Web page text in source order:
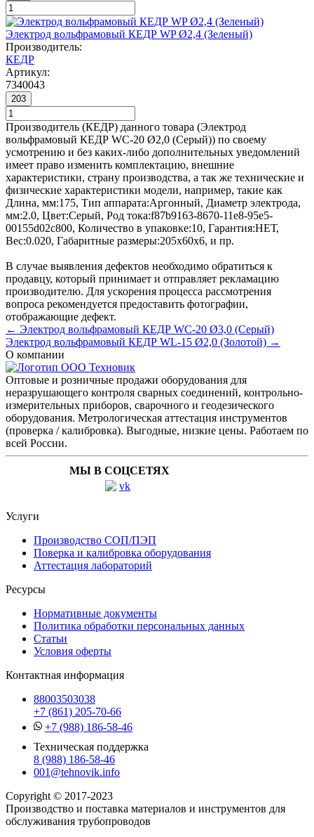
Электрод вольфрамовый КЕДР WP Ø2,4 (Зеленый)
Производитель:
КЕДР
Артикул:
7340043
203
Производитель (КЕДР) данного товара (Электрод
вольфрамовый КЕДР WC-20 Ø2,0 (Серый)) по своему
усмотрению и без каких-либо дополнительных уведомлений
имеет право изменить комплектацию, внешние
характеристики, страну производства, а так же технические и
физические характеристики модели, например, такие как
Длина, мм:175, Тип аппарата:Аргонный, Диаметр электрода,
мм:2.0, Цвет:Серый, Род тока:f87b9163-8670-11e8-95e5-
00155d02c800, Количество в упаковке:10, Гарантия:НЕТ,
Вес:0.020, Габаритные размеры:205x60x6, и пр.
В случае выявления дефектов необходимо обратиться к
продавцу, который принимает и отправляет рекламацию
производителю. Для ускорения процесса рассмотрения
вопроса рекомендуется предоставить фотографии,
отображающие дефект.
← Электрод вольфрамовый КЕДР WC-20 Ø3,0 (Серый)
Электрод вольфрамовый КЕДР WL-15 Ø2,0 (Золотой) →
О компании
Оптовые и розничные продажи оборудования для
неразрушающего контроля сварных соединений, контрольно-
измерительных приборов, сварочного и геодезического
оборудования. Метрологическая аттестация инструментов
(проверка / калибровка). Выгодные, низкие цены. Работаем по
всей России.
МЫ В СОЦСЕТЯХ
Услуги
Производство СОП/ПЭП
Поверка и калибровка оборудования
Аттестация лабораторий
Ресурсы
Нормативные документы
Политика обработки персональных данных
Статьи
Условия оферты
Контактная информация
88003503038
+7 (861) 205-70-66
+7 (988) 186-58-46
Техническая поддержка
8 (988) 186-58-46
001@tehnovik.info
Copyright © 2017-2023
Производство и поставка материалов и инструментов для
обслуживания трубопроводов